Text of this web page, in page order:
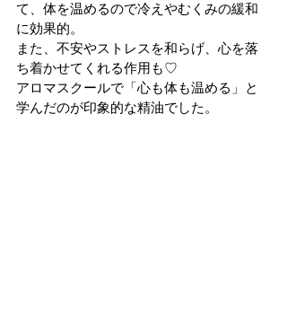
て、体を温めるので冷えやむくみの緩和
に効果的。
また、不安やストレスを和らげ、心を落
ち着かせてくれる作用も♡
アロマスクールで「心も体も温める」と
学んだのが印象的な精油でした。